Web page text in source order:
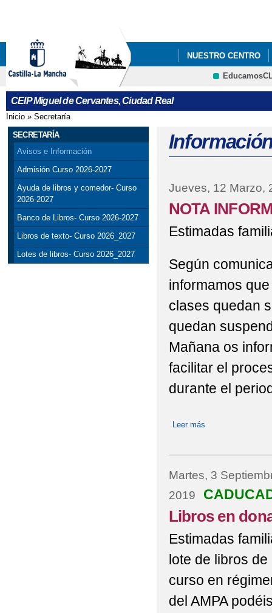
NUESTRO CENTRO
ATENCIÓN A LA
CEIP Miguel de Cervantes, Ciudad Real
Se encuentra usted aquí
Inicio » Secretaría
SECRETARÍA
Avisos e Información
Admisión Curso 2026-2027
Ayuda de libros y comedor- Curso
2026-2027
Banco de Libros- Curso 2026-2027
Libros de texto- Curso 2026_2027
Lotes de libros- Curso 2026_2027
Jueves, 12 Marzo,
NOTA
Estimadas
Según
informamos
clases quedan
quedan
Mañana os
facilitar el
durante el
Leer más
Martes, 3
2019
Libros en
Estimadas
lote de libros
curso en
del AMPA